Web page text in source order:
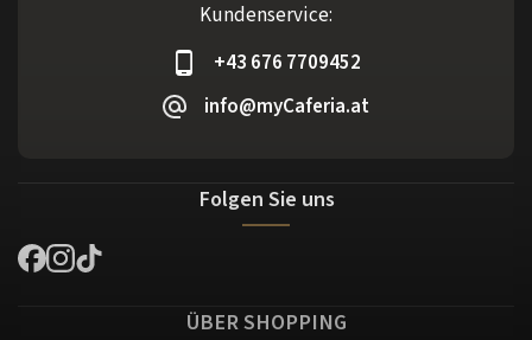
Kundenservice:
+43 676 7709452
info@myCaferia.at
Folgen Sie uns
ÜBER SHOPPING